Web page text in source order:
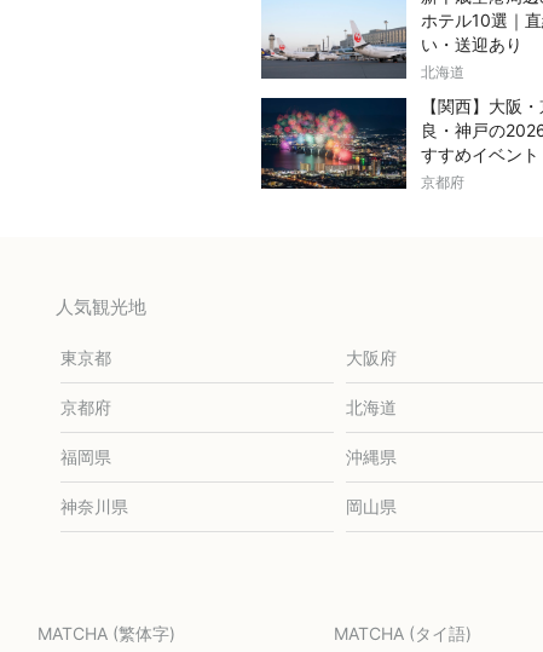
ホテル10選｜
い・送迎あり
北海道
【関西】大阪
良・神戸の
すすめイベン
京都府
人気観光地
東京都 大阪府
京都府 北海道
福岡県 沖縄県
神奈川県 岡山県
MATCHA (繁体字) MATCHA (タイ語)